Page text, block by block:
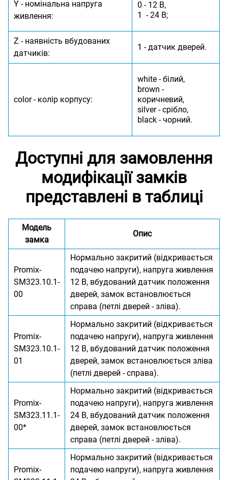
Y - номінальна напруга
живлення:
0 - 12 В,
1 - 24 В;
Z - наявність вбудованих
датчиків:
1 - датчик дверей.
color - колір корпусу:
white - білий,
brown -
коричневий,
silver - срібло,
black - чорний.
Доступні для замовлення
модифікації замків
представлені в таблиці
Модель
замка
Опис
Promix-
SM323.10.1-
00
Нормально закритий (відкривається
подачею напруги), напруга живлення
12 В, вбудований датчик положення
дверей, замок встановлюється
справа (петлі дверей - зліва).
Promix-
SM323.10.1-
01
Нормально закритий (відкривається
подачею напруги), напруга живлення
12 В, вбудований датчик положення
дверей, замок встановлюється зліва
(петлі дверей - справа).
Promix-
SM323.11.1-
00*
Нормально закритий (відкривається
подачею напруги), напруга живлення
24 В, вбудований датчик положення
дверей, замок встановлюється
справа (петлі дверей - зліва).
Promix-
Нормально закритий (відкривається
подачею напруги), напруга живлення